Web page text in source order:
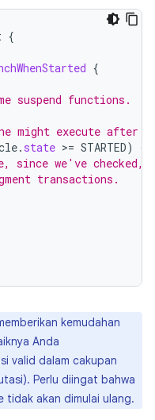
{
{
suspend functions.
might execute after
. state >= STARTED)
{
since we've
transactions.
kemudahan
Anda
valid dalam cakupan
Perlu diingat bahwa
tidak akan dimulai ulang.